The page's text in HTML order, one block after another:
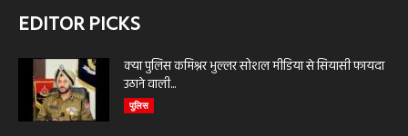
EDITOR PICKS
क्या पुलिस कमिश्नर भुल्लर सोशल मीडिया से सियासी फायदा
उठाने वाली...
पुलिस